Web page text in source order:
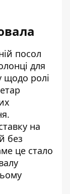
посол
для
щодо ролі
на
без
це стало